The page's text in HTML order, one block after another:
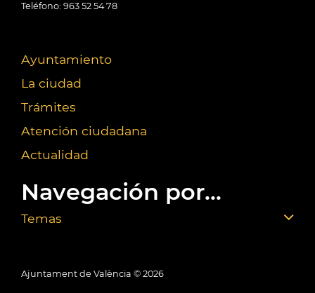
Teléfono: 963 52 54 78
Ayuntamiento
La ciudad
Trámites
Atención ciudadana
Actualidad
Navegación por...
Temas
Ajuntament de València © 2026